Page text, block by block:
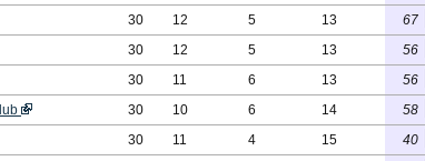
30 12 5 13 67
30 12 5 13 56
30 11 6 13 56
30 10 6 14 58
30 11 4 15 40